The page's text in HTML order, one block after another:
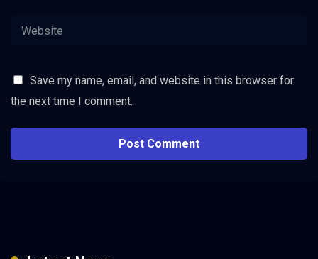
Save my name, email, and website in this browser for
the next time I comment.